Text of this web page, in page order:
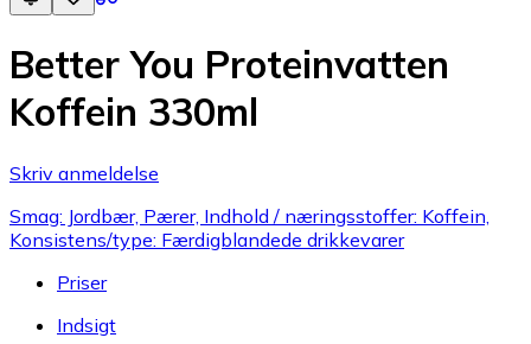
Better You Proteinvatten
Koffein 330ml
Skriv anmeldelse
Smag: Jordbær, Pærer, Indhold / næringsstoffer: Koffein,
Konsistens/type: Færdigblandede drikkevarer
Priser
Indsigt